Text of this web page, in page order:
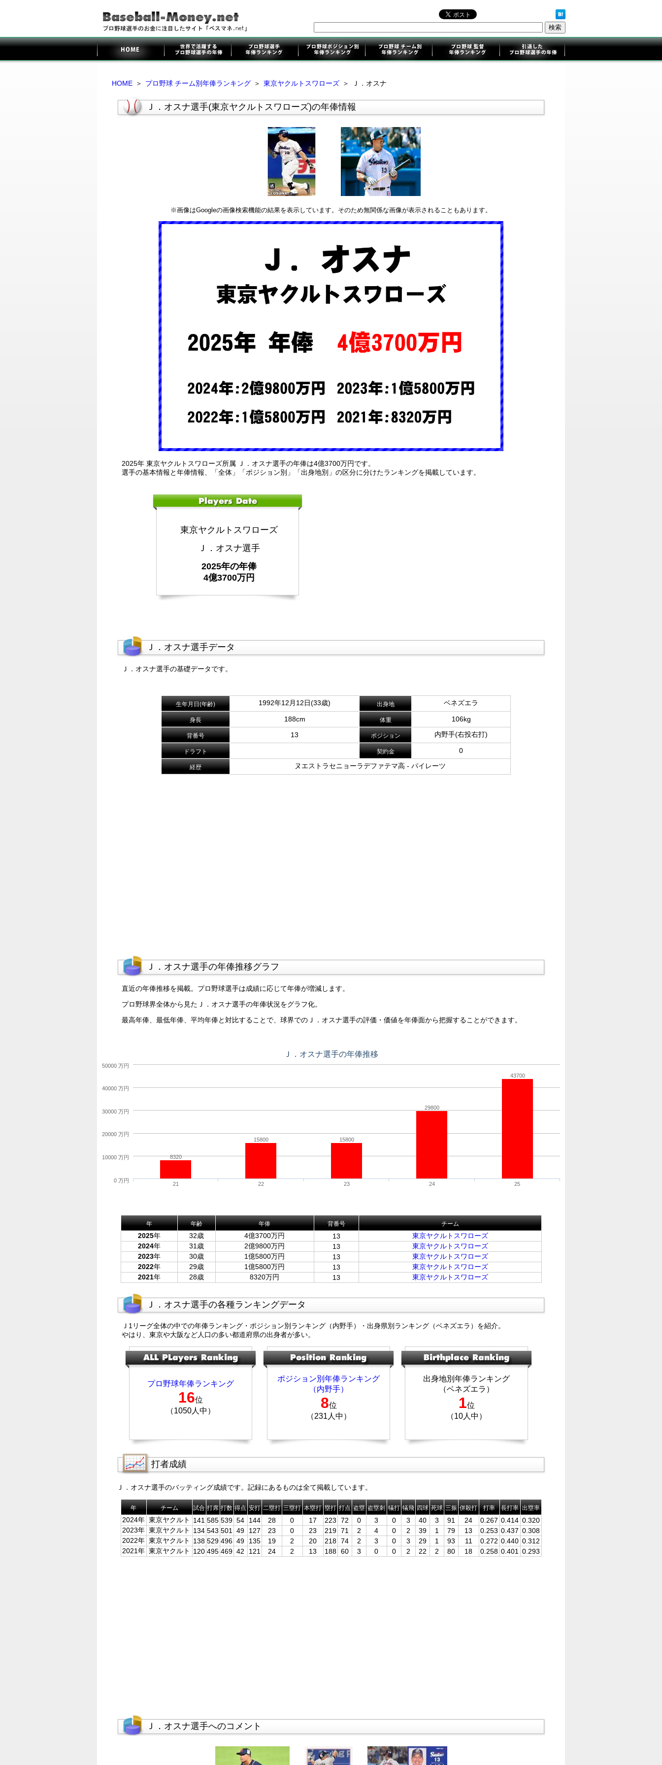
HOME ＞ プロ野球 チーム別年俸ランキング ＞ 東京ヤクルトスワローズ ＞ Ｊ．オスナ
Ｊ．オスナ選手(東京ヤクルトスワローズ)の年俸情報
※画像はGoogleの画像検索機能の結果を表示しています。そのため無関係な画像が表示されることもあります。
2025年 東京ヤクルトスワローズ所属 Ｊ．オスナ選手の年俸は4億3700万円です。
選手の基本情報と年俸情報、「全体」「ポジション別」「出身地別」の区分に分けたランキングを掲載しています。
東京ヤクルトスワローズ
Ｊ．オスナ選手
2025年の年俸
4億3700万円
Ｊ．オスナ選手データ
Ｊ．オスナ選手の基礎データです。
生年月日(年齢) 1992年12月12日(33歳) 出身地 ベネズエラ
身長 188cm 体重 106kg
背番号 13 ポジション 内野手(右投右打)
ドラフト 契約金 0
経歴 ヌエストラセニョーラデファテマ高 - パイレーツ
Ｊ．オスナ選手の年俸推移グラフ
直近の年俸推移を掲載。プロ野球選手は成績に応じて年俸が増減します。
プロ野球界全体から見たＪ．オスナ選手の年俸状況をグラフ化。
最高年俸、最低年俸、平均年俸と対比することで、球界でのＪ．オスナ選手の評価・価値を年俸面から把握することができます。
Ｊ．オスナ選手の年俸推移
8320
15800 15800
29800
43700
21 22 23 24 25
0 万円
10000 万円
20000 万円
30000 万円
40000 万円
50000 万円
年 年齢 年俸 背番号 チーム
2025年 32歳 4億3700万円 13
東京ヤクルトスワローズ
2024年 31歳 2億9800万円 13
東京ヤクルトスワローズ
2023年 30歳 1億5800万円 13
東京ヤクルトスワローズ
2022年 29歳 1億5800万円 13
東京ヤクルトスワローズ
2021年 28歳 8320万円 13 東京ヤクルトスワローズ
Ｊ．オスナ選手の各種ランキングデータ
Ｊ1リーグ全体の中での年俸ランキング・ポジション別ランキング（内野手）・出身県別ランキング（ベネズエラ）を紹介。
やはり、東京や大阪など人口の多い都道府県の出身者が多い。
プロ野球年俸ランキング
16位
（1050人中）
ポジション別年俸ランキング
（内野手）
8位
（231人中）
出身地別年俸ランキング
（ベネズエラ）
1位
（10人中）
打者成績
Ｊ．オスナ選手のバッティング成績です。記録にあるものは全て掲載しています。
年 チーム 試合 打席 打数 得点 安打 二塁打 三塁打 本塁打 塁打 打点 盗塁 盗塁刺 犠打 犠飛 四球 死球 三振 併殺打 打率 長打率 出塁率
2024年 東京ヤクルト 141 585 539 54 144 28 0 17 223 72 0 3 0 3 40 3 91 24 0.267 0.414 0.320
2023年 東京ヤクルト 134 543 501 49 127 23 0 23 219 71 2 4 0 2 39 1 79 13 0.253 0.437 0.308
2022年 東京ヤクルト 138 529 496 49 135 19 2 20 218 74 2 3 0 3 29 1 93 11 0.272 0.440 0.312
2021年 東京ヤクルト 120 495 469 42 121 24 2 13 188 60 3 0 0 2 22 2 80 18 0.258 0.401 0.293
Ｊ．オスナ選手へのコメント